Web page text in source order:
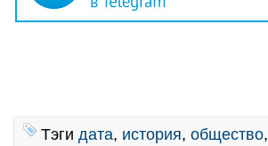
Тэги дата, история, общество,